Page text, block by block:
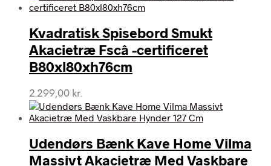
Kvadratisk Spisebord Smukt
Akacietræ Fscâ -certificeret
B80xl80xh76cm
2.299,00 kr.
Udendørs Bænk Kave Home Vilma
Massivt Akacietræ Med Vaskbare